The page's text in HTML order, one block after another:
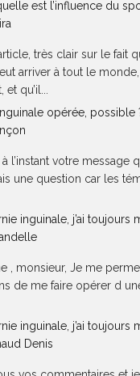
est l’influence du
très clair sur le fait
arriver à tout le monde,
qu’il...
opérée, possible
l’instant votre message
une question car les
inguinale, j’ai toujours
, monsieur, Je me
de me faire opérer d
inguinale, j’ai toujours
Denis